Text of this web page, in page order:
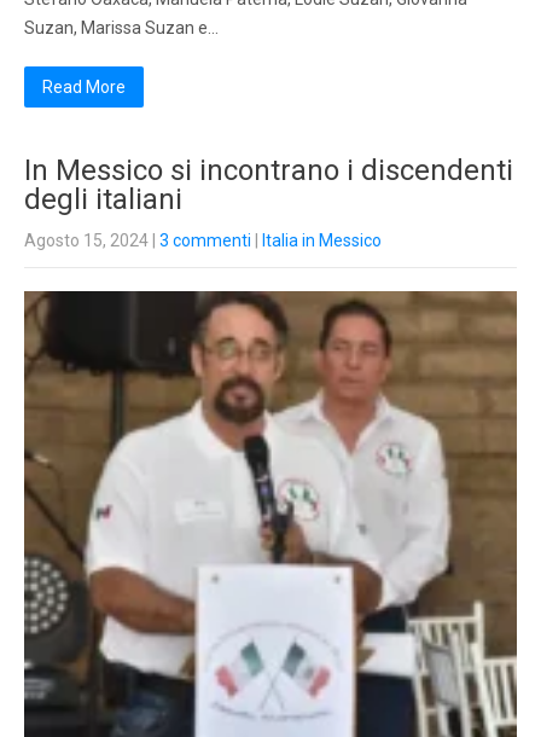
Suzan, Marissa Suzan e…
Read More
In Messico si incontrano i discendenti
degli italiani
Agosto 15, 2024 3 commenti Italia in Messico